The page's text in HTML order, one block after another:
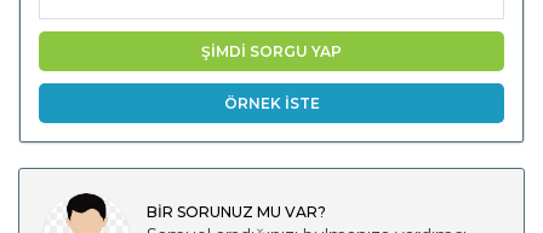
ŞİMDİ SORGU YAP
ÖRNEK İSTE
BİR SORUNUZ MU VAR?